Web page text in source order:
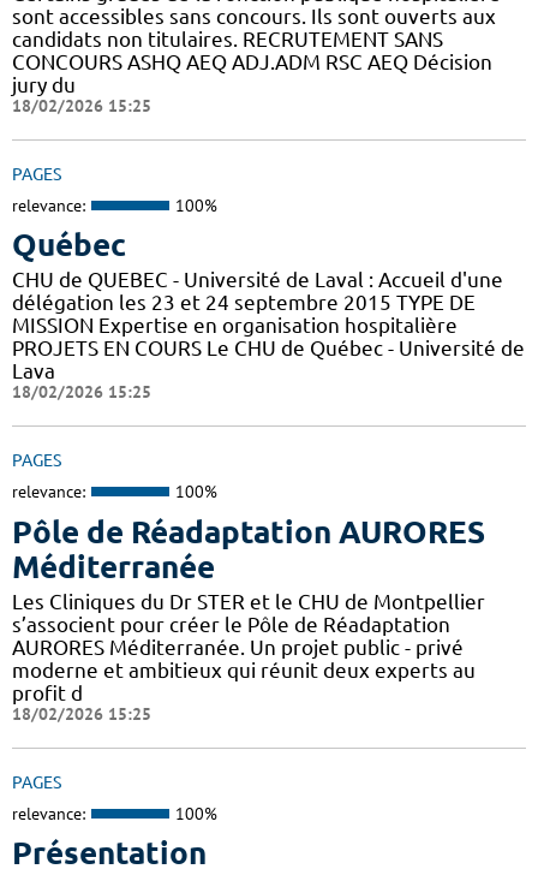
sont accessibles sans concours. Ils sont ouverts aux
candidats non titulaires. RECRUTEMENT SANS
CONCOURS ASHQ AEQ ADJ.ADM RSC AEQ Décision
jury du
18/02/2026 15:25
PAGES
relevance: 100%
Québec
CHU de QUEBEC - Université de Laval : Accueil d'une
délégation les 23 et 24 septembre 2015 TYPE DE
MISSION Expertise en organisation hospitalière
PROJETS EN COURS Le CHU de Québec - Université de
Lava
18/02/2026 15:25
PAGES
relevance: 100%
Pôle de Réadaptation AURORES
Méditerranée
Les Cliniques du Dr STER et le CHU de Montpellier
s’associent pour créer le Pôle de Réadaptation
AURORES Méditerranée. Un projet public - privé
moderne et ambitieux qui réunit deux experts au
profit d
18/02/2026 15:25
PAGES
relevance: 100%
Présentation